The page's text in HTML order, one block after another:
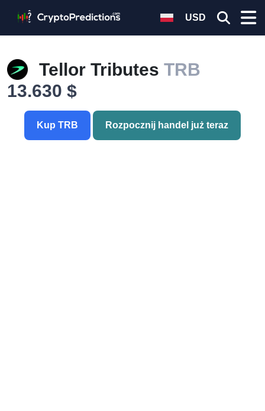
USD
Tellor Tributes TRB
13.630 $
Kup TRB Rozpocznij handel już teraz